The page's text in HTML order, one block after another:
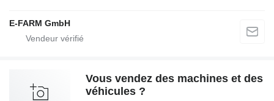
E-FARM GmbH
Vous vendez des machines et des
véhicules ?